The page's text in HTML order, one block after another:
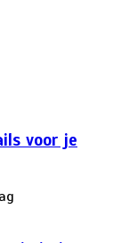
voor je